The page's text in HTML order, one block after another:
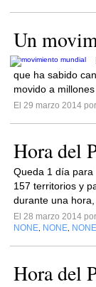
Un
que ha sabido
movido a
El 29 marzo 2014 por
Hora del
Queda 1 día para
157 territorios y
durante una
El 28 marzo 2014 por
NONE NONE NONE
Hora del